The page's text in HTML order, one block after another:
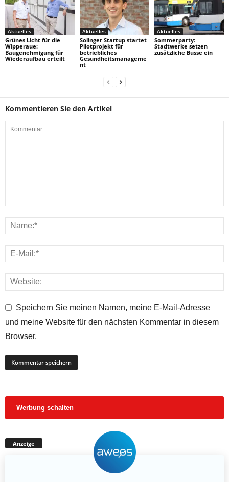
Aktuelles
Grünes Licht für die
Wipperaue:
Baugenehmigung für
Wiederaufbau erteilt
Aktuelles
Solinger Startup startet
Pilotprojekt für
betriebliches
Gesundheitsmanageme
nt
Aktuelles
Sommerparty:
Stadtwerke setzen
zusätzliche Busse ein
Kommentieren Sie den Artikel
Speichern Sie meinen Namen, meine E-Mail-Adresse
und meine Website für den nächsten Kommentar in diesem
Browser.
Werbung schalten
Anzeige